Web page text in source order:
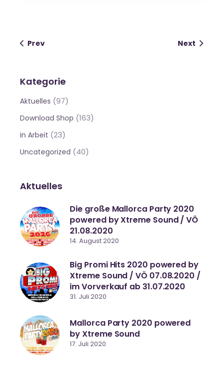
Prev Next
Kategorie
Aktuelles (97)
Download Shop (163)
in Arbeit (23)
Uncategorized (40)
Aktuelles
Die große Mallorca Party 2020
powered by Xtreme Sound / VÖ
21.08.2020
14. August 2020
Big Promi Hits 2020 powered by
Xtreme Sound / VÖ 07.08.2020 /
im Vorverkauf ab 31.07.2020
31. Juli 2020
Mallorca Party 2020 powered
by Xtreme Sound
17. Juli 2020